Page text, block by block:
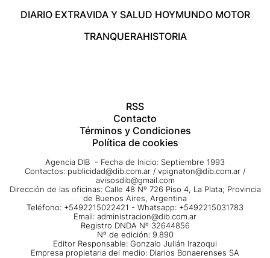
DIARIO EXTRAVIDA Y SALUD HOYMUNDO MOTOR
TRANQUERAHISTORIA
RSS
Contacto
Términos y Condiciones
Política de cookies
Agencia DIB - Fecha de Inicio: Septiembre 1993
Contactos: publicidad@dib.com.ar / vpignaton@dib.com.ar /
avisosdib@gmail.com
Dirección de las oficinas: Calle 48 Nº 726 Piso 4, La Plata; Provincia
de Buenos Aires, Argentina
Teléfono: +5492215022421 - Whatsapp: +5492215031783
Email: administracion@dib.com.ar
Registro DNDA Nº 32644856
Nº de edición: 9.890
Editor Responsable: Gonzalo Julián Irazoqui
Empresa propietaria del medio: Diarios Bonaerenses SA